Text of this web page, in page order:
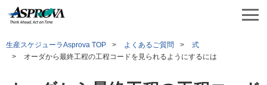
生産スケジューラAsprova TOP よくあるご質問
式
オーダから最終工程の工程コードを見られるようにするには